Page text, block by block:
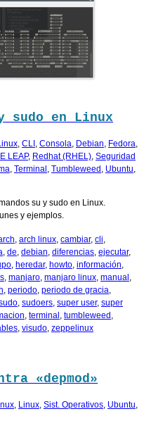
sudo en Linux
, CLI , Consola, Debian, Fedora,
LEAP, Redhat (RHEL), Seguridad
, Terminal , Tumbleweed , Ubuntu,
su y sudo en Linux.
y ejemplos.
, arch linux, cambiar, cli,
, de, debian, diferencias, ejecutar,
, heredar, howto, información,
, manjaro, manjaro linux, manual ,
, periodo, periodo de gracia,
, sudoers, super user, super
, terminal , tumbleweed ,
, visudo, zeppelinux
«depmod»
Linux Sist. Operativos Ubuntu